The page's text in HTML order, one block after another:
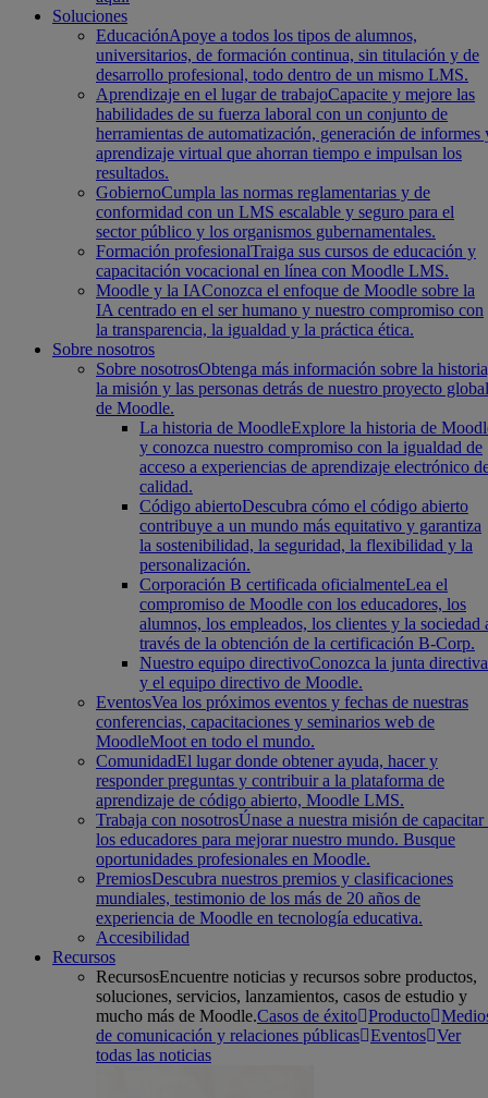
Soluciones
EducaciónApoye a todos los tipos de alumnos,
universitarios, de formación continua, sin titulación y de
desarrollo profesional, todo dentro de un mismo LMS.
Aprendizaje en el lugar de trabajoCapacite y mejore las
habilidades de su fuerza laboral con un conjunto de
herramientas de automatización, generación de informes
aprendizaje virtual que ahorran tiempo e impulsan los
resultados.
GobiernoCumpla las normas reglamentarias y de
conformidad con un LMS escalable y seguro para el
sector público y los organismos gubernamentales.
Formación profesionalTraiga sus cursos de educación y
capacitación vocacional en línea con Moodle LMS.
Moodle y la IAConozca el enfoque de Moodle sobre la
IA centrado en el ser humano y nuestro compromiso con
la transparencia, la igualdad y la práctica ética.
Sobre nosotros
Sobre nosotrosObtenga más información sobre la
la misión y las personas detrás de nuestro proyecto global
de Moodle.
La historia de MoodleExplore la historia de
y conozca nuestro compromiso con la igualdad de
acceso a experiencias de aprendizaje electrónico
calidad.
Código abiertoDescubra cómo el código abierto
contribuye a un mundo más equitativo y garantiza
la sostenibilidad, la seguridad, la flexibilidad y la
personalización.
Corporación B certificada oficialmenteLea el
compromiso de Moodle con los educadores, los
alumnos, los empleados, los clientes y la sociedad
través de la obtención de la certificación B-Corp.
Nuestro equipo directivoConozca la junta directiva
y el equipo directivo de Moodle.
EventosVea los próximos eventos y fechas de nuestras
conferencias, capacitaciones y seminarios web de
MoodleMoot en todo el mundo.
ComunidadEl lugar donde obtener ayuda, hacer y
responder preguntas y contribuir a la plataforma de
aprendizaje de código abierto, Moodle LMS.
Trabaja con nosotrosÚnase a nuestra misión de capacitar
los educadores para mejorar nuestro mundo. Busque
oportunidades profesionales en Moodle.
PremiosDescubra nuestros premios y clasificaciones
mundiales, testimonio de los más de 20 años de
experiencia de Moodle en tecnología educativa.
Accesibilidad
Recursos
RecursosEncuentre noticias y recursos sobre productos,
soluciones, servicios, lanzamientos, casos de estudio y
mucho más de Moodle.Casos de éxito Producto
de comunicación y relaciones públicas Eventos Ver
todas las noticias